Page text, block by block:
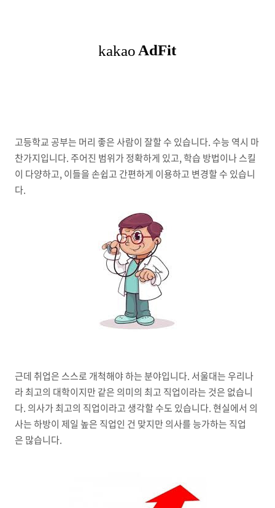
고등학교 공부는 머리 좋은 사람이 잘할 수 있습니다. 수능 역시 마
찬가지입니다. 주어진 범위가 정확하게 있고, 학습 방법이나 스킬
이 다양하고, 이들을 손쉽고 간편하게 이용하고 변경할 수 있습니
다.
근데 취업은 스스로 개척해야 하는 분야입니다. 서울대는 우리나
라 최고의 대학이지만 같은 의미의 최고 직업이라는 것은 없습니
다. 의사가 최고의 직업이라고 생각할 수도 있습니다. 현실에서 의
사는 하방이 제일 높은 직업인 건 맞지만 의사를 능가하는 직업
은 많습니다.